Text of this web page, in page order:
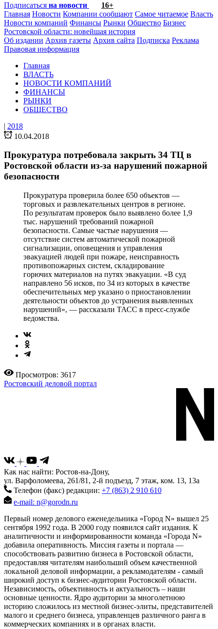
Подписаться на новости
16+
Главная Новости Компании сообщают Самое читаемое Власть
Новости компаний Финансы Рынки Общество Бизнес
Ростовской области: новейшая история
Об издании Архив газеты Архив сайта Подписка Реклама
Правовая информация
Главная
ВЛАСТЬ
НОВОСТИ КОМПАНИЙ
ФИНАНСЫ
РЫНКИ
ОБЩЕСТВО
| 2018
10.04.2018
Прокуратура потребовала закрыть 34 ТЦ в
Ростовской области из-за нарушений пожарной
безопасности
Прокуратура проверила более 650 объектов —
торговых и развлекательных центров в регионе.
По результатам проверок было выявлено более 1,9
тыс. нарушений требований пожарной
безопасности. Самые частые нарушения —
отсутствие систем автоматической пожарной
сигнализации, оповещения и управления
эвакуацией людей при пожаре, неисправность
противопожарных систем, складирование
горючих материалов на путях эвакуации. «В суд
направлено 56 исков, по 34 из которых в качестве
обеспечительных мер указано о приостановлении
деятельности объектов до устранения выявленных
нарушений», — рассказали ТАСС в пресс-службе
ведомства.
Просмотров: 3617
Ростовский деловой портал
Как нас найти: Ростов-на-Дону,
ул. Варфоломеева, 261/81, 2-й подъезд, 7 этаж, ком. 13, 13а
Телефон (факс) редакции: +7 (863) 2 910 610
e-mail: n@gorodn.ru
Первый номер делового еженедельника «Город N» вышел 25
сентября 1992 года. В 2000 году появился сайт издания. К
аналитичности и информированности команда «Города N»
добавила оперативность. Миссия газеты и портала —
способствовать развитию бизнеса в Ростовской области,
предоставляя читателям наибольший объем качественной
локальной деловой информации, а рекламодателям - самый
широкий доступ к бизнес-аудитории Ростовской области.
Независимость, объективность и актуальность – наши
основные ценности. Ядро аудитории за многолетнюю
историю сложилось из местной бизнес-элиты, представителей
малого и среднего бизнеса, управленцев различного ранга в
коммерческих компаниях и в органах власти.